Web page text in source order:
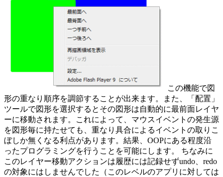
この機能で図
形の重なり順序を調節することが出来ます。また、「配置」
ツールで図形を選択するとその図形は自動的に最前面レイヤ
ーに移動されます。これによって、マウスイベントの発生源
を図形毎に持たせても、重なり具合によるイベントの取りこ
ぼしか無くなる利点があります。結果、OOPにある程度沿
ったプログラミングを行うことを可能にします。 ちなみに
このレイヤー移動アクションは履歴には記録せずundo、redo
の対象にはしませんでした（このレベルのアプリに対しては